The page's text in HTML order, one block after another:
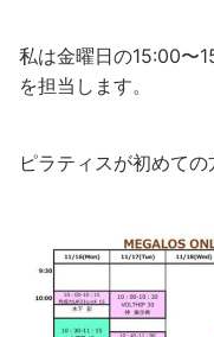
私は金曜日の15:00〜
を担当します。
ピラティスが初めて